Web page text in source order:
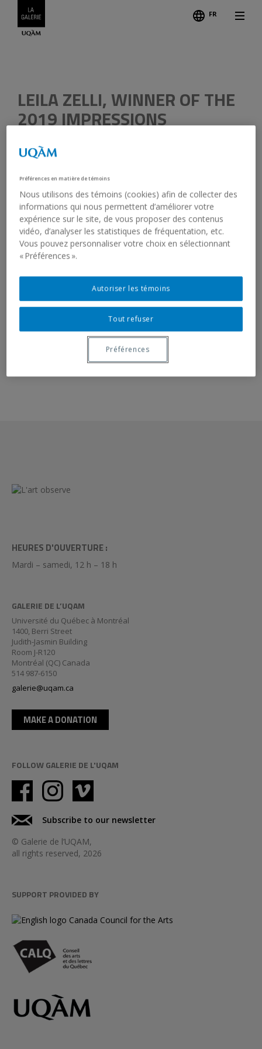
FR
LEILA ZELLI, WINNER OF THE
2019 IMPRESSIONS
RESIDENCY
Congratulations to Leila Zelli,
winner of the 2019
Impressions Residencyat the Montreal Museum of Fine
Arts (MMFA)! Each year, the Museum has invited an
emerging visual artist representing Montréal’s cultural
diversity to produce a research and create a project by
taking a unique, original look at the Museum’s collections.
From February to March 2019, Leila Zelli will explore the
Iran, the country where she was born and raised.
HEURES D'OUVERTURE :
Mardi – samedi, 12 h – 18 h
GALERIE DE L’UQAM
Université du Québec à Montréal
1400, Berri Street
Judith-Jasmin Building
Room J-R120
Montréal (QC) Canada
514 987-6150
galerie@uqam.ca
MAKE A DONATION
FOLLOW GALERIE DE L'UQAM
Subscribe to our newsletter
© Galerie de l’UQAM,
all rights reserved, 2026
SUPPORT PROVIDED BY
Préférences en matière de témoins
Nous utilisons des témoins (cookies) afin de collecter des
informations qui nous permettent d’améliorer votre
expérience sur le site, de vous proposer des contenus
vidéo, d’analyser les statistiques de fréquentation, etc.
Vous pouvez personnaliser votre choix en sélectionnant
« Préférences ».
Tout refuser
Autoriser les témoins
Préférences